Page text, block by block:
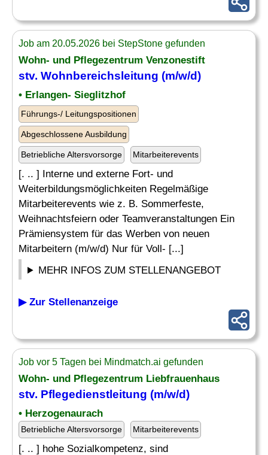
Job am 20.05.2026 bei StepStone gefunden
Wohn- und Pflegezentrum Venzonestift
stv. Wohnbereichsleitung (m/w/d)
• Erlangen- Sieglitzhof
Führungs-/ Leitungspositionen
Abgeschlossene Ausbildung
Betriebliche Altersvorsorge Mitarbeiterevents
[. .. ] Interne und externe Fort- und
Weiterbildungsmöglichkeiten Regelmäßige
Mitarbeiterevents wie z. B. Sommerfeste,
Weihnachtsfeiern oder Teamveranstaltungen Ein
Prämiensystem für das Werben von neuen
Mitarbeitern (m/w/d) Nur für Voll- [...]
MEHR INFOS ZUM STELLENANGEBOT
▶ Zur Stellenanzeige
Job vor 5 Tagen bei Mindmatch.ai gefunden
Wohn- und Pflegezentrum Liebfrauenhaus
stv. Pflegedienstleitung (m/w/d)
• Herzogenaurach
Betriebliche Altersvorsorge Mitarbeiterevents
[. .. ] hohe Sozialkompetenz, sind